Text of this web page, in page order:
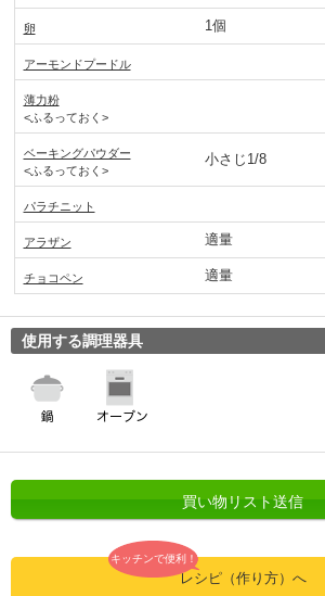
卵 1個
アーモンドプードル
薄力粉
<ふるっておく>
ベーキングパウダー
<ふるっておく>
小さじ1/8
パラチニット
アラザン 適量
チョコペン 適量
使用する調理器具
買い物リスト送信
キッチンで便利！
レシピ（作り方）へ